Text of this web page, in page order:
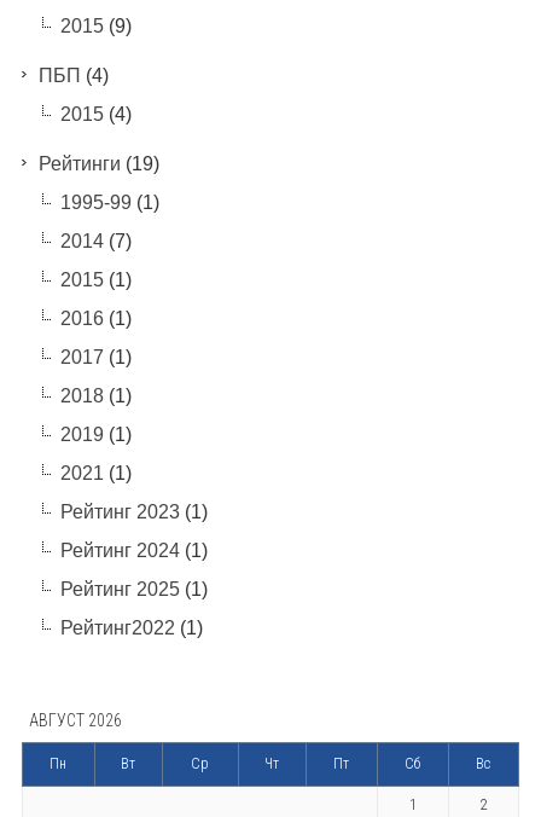
2015(9)
ПБП (4)
2015(4)
Рейтинги (19)
1995-99 (1)
2014(7)
2015(1)
2016(1)
2017 (1)
2018(1)
2019 (1)
2021 (1)
Рейтинг 2023(1)
Рейтинг 2024(1)
Рейтинг 2025(1)
Рейтинг2022 (1)
АВГУСТ 2026
Пн Вт Ср Чт Пт Сб Вс
1
2